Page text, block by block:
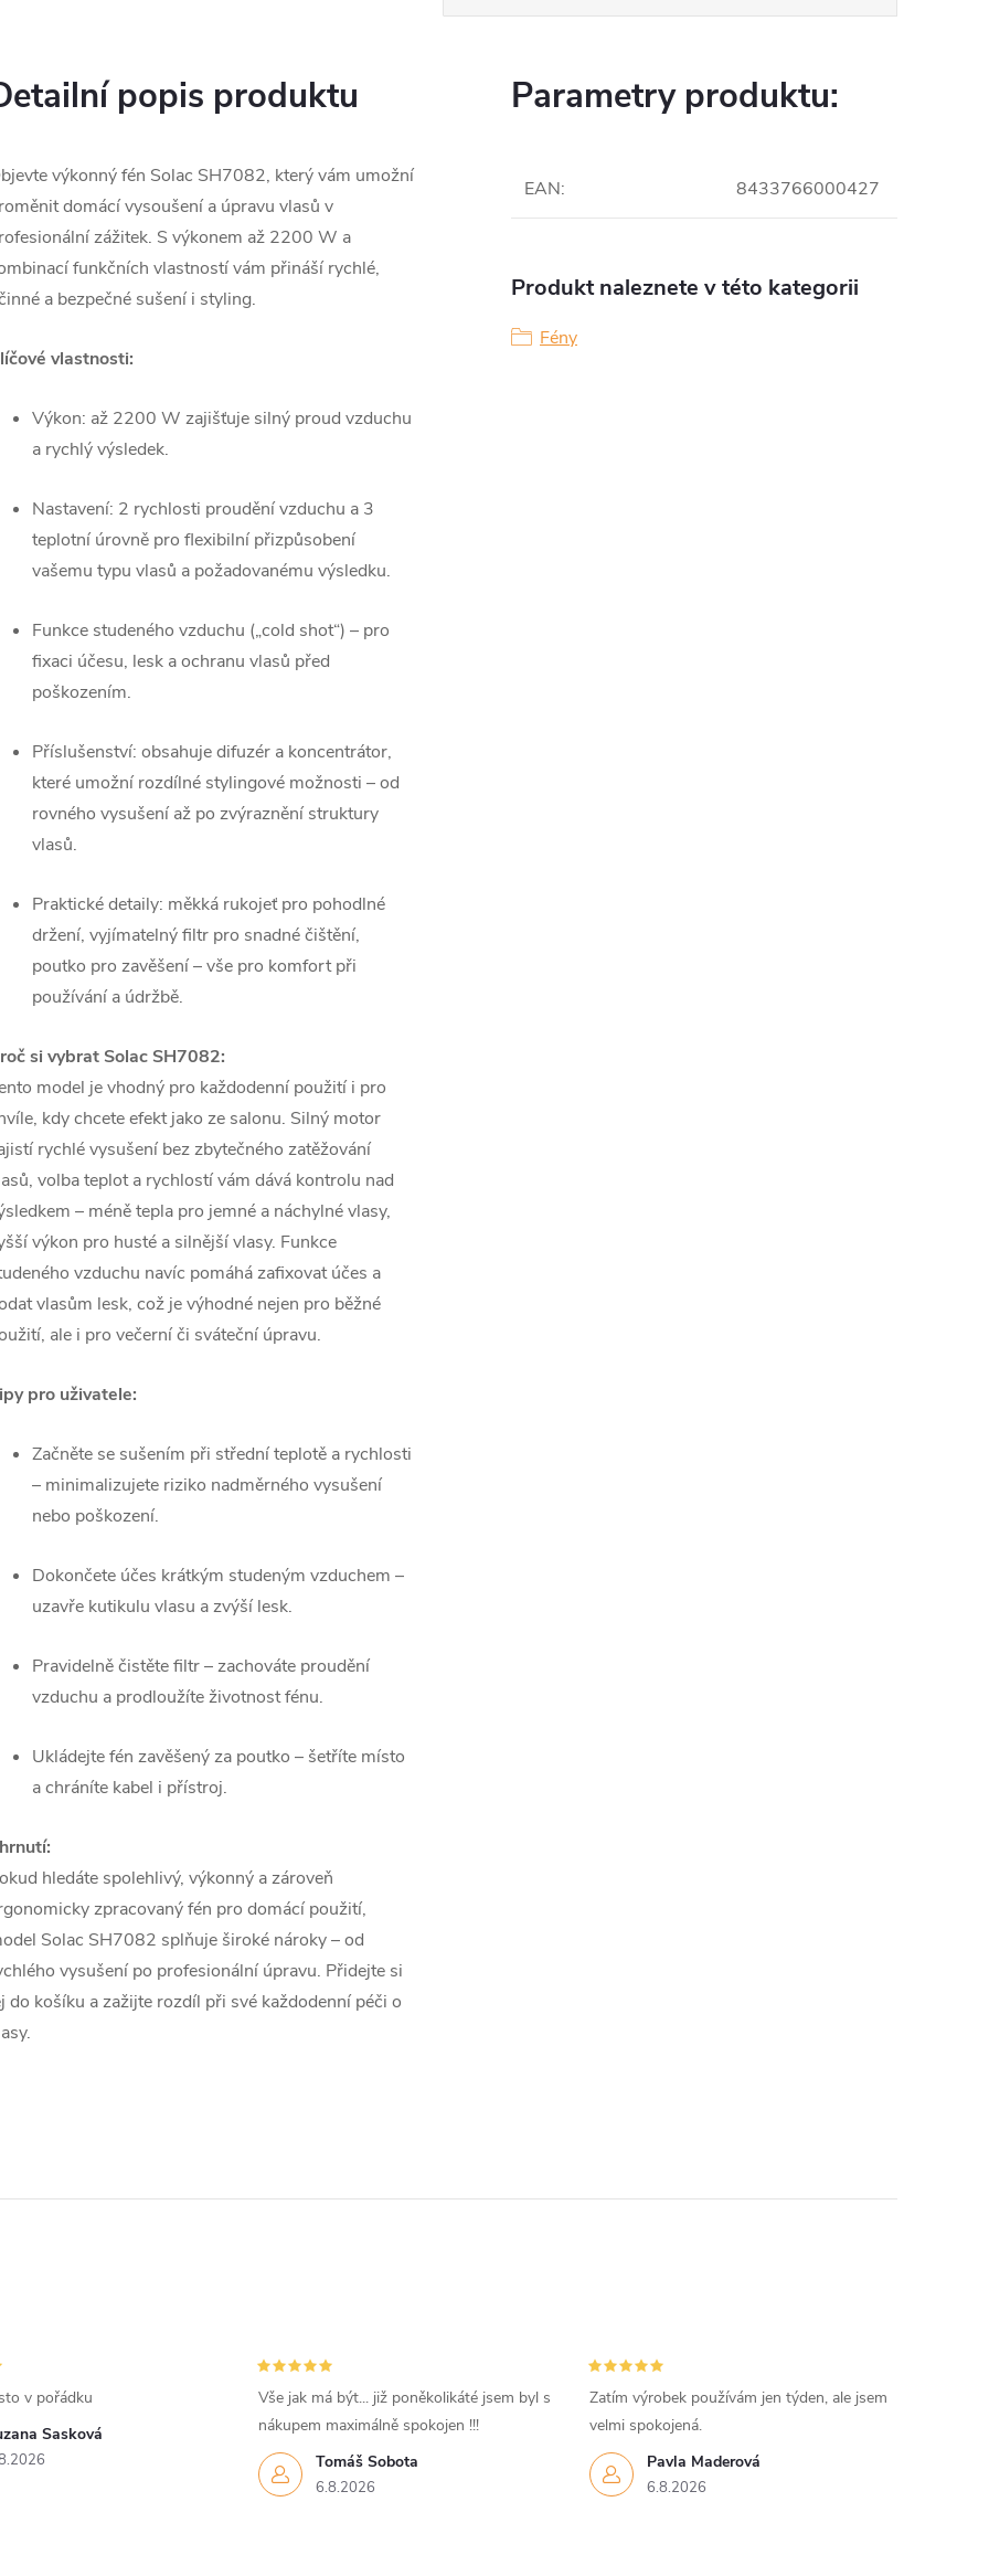
popis produktu
výkonný fén Solac SH7082, který vám umožní
domácí vysoušení a úpravu vlasů v
zážitek. S výkonem až 2200 W a
funkčních vlastností vám přináší rychlé,
a bezpečné sušení i styling.
vlastnosti:
Výkon: až 2200 W zajišťuje silný proud vzduchu
a rychlý výsledek.
Nastavení: 2 rychlosti proudění vzduchu a 3
teplotní úrovně pro flexibilní přizpůsobení
vašemu typu vlasů a požadovanému výsledku.
Funkce studeného vzduchu („cold shot“) – pro
fixaci účesu, lesk a ochranu vlasů před
poškozením.
Příslušenství: obsahuje difuzér a koncentrátor,
které umožní rozdílné stylingové možnosti – od
rovného vysušení až po zvýraznění struktury
vlasů.
Praktické detaily: měkká rukojeť pro pohodlné
držení, vyjímatelný filtr pro snadné čištění,
poutko pro zavěšení – vše pro komfort při
používání a údržbě.
si vybrat Solac SH7082:
model je vhodný pro každodenní použití i pro
kdy chcete efekt jako ze salonu. Silný motor
rychlé vysušení bez zbytečného zatěžování
volba teplot a rychlostí vám dává kontrolu nad
– méně tepla pro jemné a náchylné vlasy,
výkon pro husté a silnější vlasy. Funkce
vzduchu navíc pomáhá zafixovat účes a
vlasům lesk, což je výhodné nejen pro běžné
ale i pro večerní či sváteční úpravu.
pro uživatele:
Začněte se sušením při střední teplotě a rychlosti
– minimalizujete riziko nadměrného vysušení
nebo poškození.
Dokončete účes krátkým studeným vzduchem –
uzavře kutikulu vlasu a zvýší lesk.
Pravidelně čistěte filtr – zachováte proudění
vzduchu a prodloužíte životnost fénu.
Ukládejte fén zavěšený za poutko – šetříte místo
a chráníte kabel i přístroj.
hledáte spolehlivý, výkonný a zároveň
zpracovaný fén pro domácí použití,
Solac SH7082 splňuje široké nároky – od
vysušení po profesionální úpravu. Přidejte si
do košíku a zažijte rozdíl při své každodenní péči o
Parametry produktu:
EAN: 8433766000427
Produkt naleznete v této kategorii
Fény
Sasková
v pořádku
Tomáš Sobota
6.8.2026
Vše jak má být... již poněkolikáté jsem byl s
nákupem maximálně spokojen !!!
Pavla Maderová
6.8.2026
Zatím výrobek používám jen týden, ale jsem
velmi spokojená.